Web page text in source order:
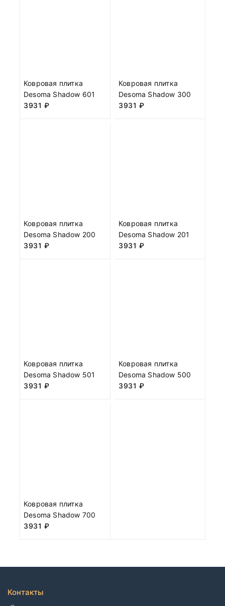
Ковровая плитка
Desoma Shadow 601
3931 ₽
Ковровая плитка
Desoma Shadow 300
3931 ₽
Ковровая плитка
Desoma Shadow 200
3931 ₽
Ковровая плитка
Desoma Shadow 201
3931 ₽
Ковровая плитка
Desoma Shadow 501
3931 ₽
Ковровая плитка
Desoma Shadow 500
3931 ₽
Ковровая плитка
Desoma Shadow 700
3931 ₽
Контакты